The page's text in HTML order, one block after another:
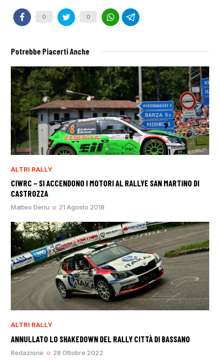
0 0
Potrebbe Piacerti Anche
ALTRI RALLY
CIWRC – SI ACCENDONO I MOTORI AL RALLYE SAN MARTINO DI
CASTROZZA
Matteo Deriu 21 Agosto 2018
ALTRI RALLY
ANNULLATO LO SHAKEDOWN DEL RALLY CITTÀ DI BASSANO
Redazione 28 Ottobre 2022